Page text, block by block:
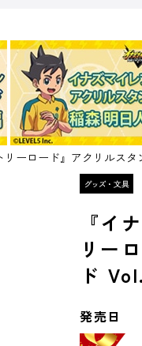
ーロード』アクリルスタ
『イ
リー
ド
発売日